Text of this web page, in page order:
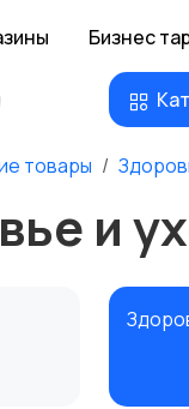
Бизнес
товары
и